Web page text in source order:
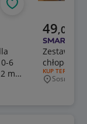
6
m-
Obserwuj
Aktualna
49,00
Zestaw
chłopca 98
RODZAJ OFERTY:
KUP TERAZ
Miejscowość
Sosnowiec